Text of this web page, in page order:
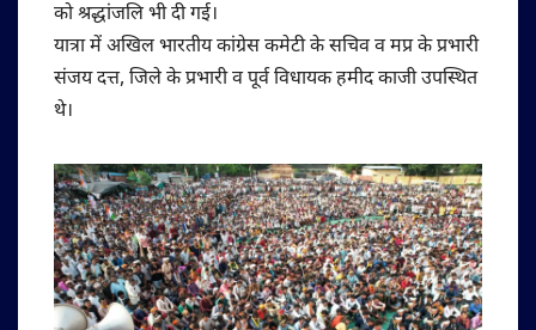
को श्रद्धांजलि भी दी गई।
यात्रा में अखिल भारतीय कांग्रेस कमेटी के सचिव व मप्र के प्रभारी
संजय दत्त, जिले के प्रभारी व पूर्व विधायक हमीद काजी उपस्थित
थे।